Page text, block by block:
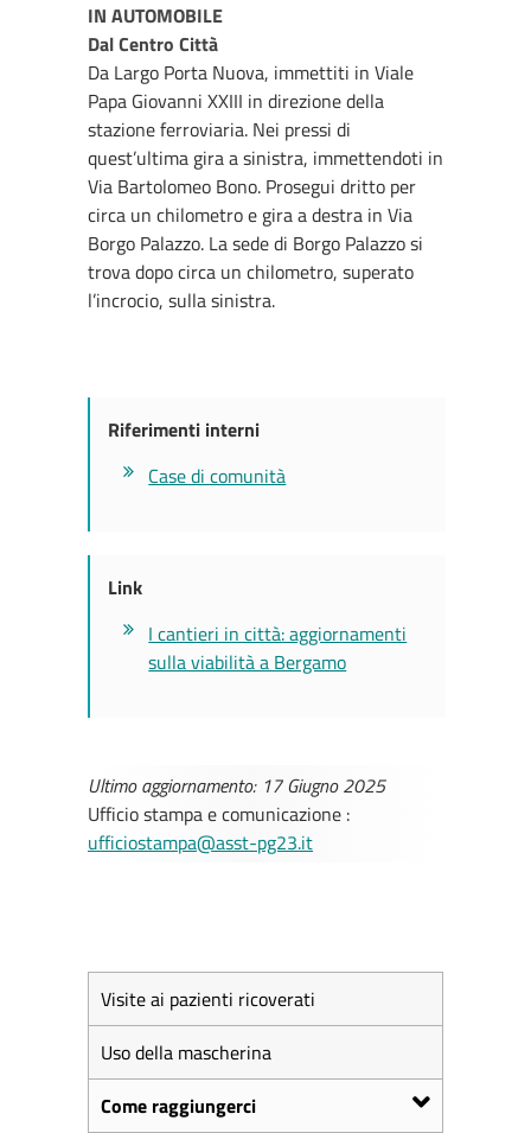
IN AUTOMOBILE
Dal Centro Città
Da Largo Porta Nuova, immettiti in Viale
Papa Giovanni XXIII in direzione della
stazione ferroviaria. Nei pressi di
quest’ultima gira a sinistra, immettendoti in
Via Bartolomeo Bono. Prosegui dritto per
circa un chilometro e gira a destra in Via
Borgo Palazzo. La sede di Borgo Palazzo si
trova dopo circa un chilometro, superato
l’incrocio, sulla sinistra.
Riferimenti interni
Case di comunità
Link
I cantieri in città: aggiornamenti
sulla viabilità a Bergamo
Ultimo aggiornamento: 17 Giugno 2025
Ufficio stampa e comunicazione :
ufficiostampa@asst-pg23.it
Visite ai pazienti ricoverati
Uso della mascherina
Come raggiungerci